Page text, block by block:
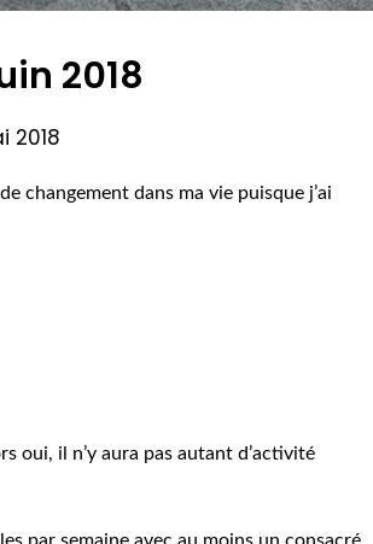
2018
2018
changement dans ma vie puisque j’ai
oui, il n’y aura pas autant d’activité
par semaine avec au moins un consacré